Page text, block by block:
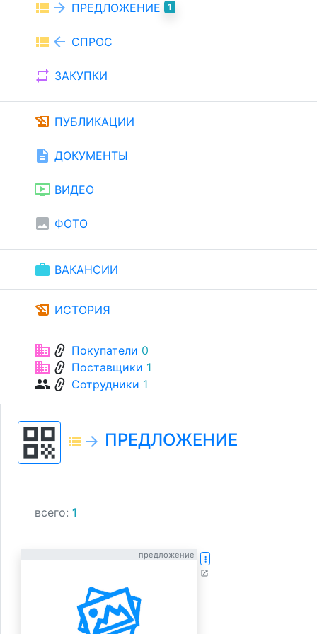
view_list arrow_forward ПРЕДЛОЖЕНИЕ 1
view_list arrow_back СПРОС
repeat ЗАКУПКИ
history_edu ПУБЛИКАЦИИ
description ДОКУМЕНТЫ
ondemand_video ВИДЕО
image ФОТО
work ВАКАНСИИ
history_edu ИСТОРИЯ
businesslink Покупатели 0
businesslink Поставщики 1
grouplink Сотрудники 1
qr_code view_list arrow_forward ПРЕДЛОЖЕНИЕ
всего: 1
предложение more_vert
open_in_new